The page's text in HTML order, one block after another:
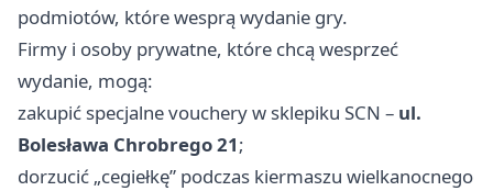
podmiotów, które wesprą wydanie gry.
Firmy i osoby prywatne, które chcą wesprzeć
wydanie, mogą:
zakupić specjalne vouchery w sklepiku SCN – ul.
Bolesława Chrobrego 21;
dorzucić „cegiełkę” podczas kiermaszu wielkanocnego